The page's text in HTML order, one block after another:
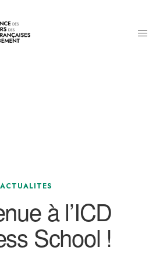
ACTUALITES
à l’ICD
School !